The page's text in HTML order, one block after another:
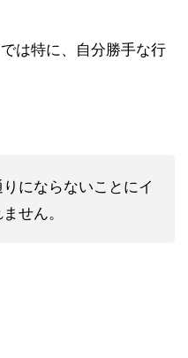
は特に、自分勝手な行
にならないことにイ
せん。